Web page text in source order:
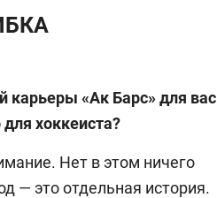
карьеры «Ак Барс» для вас
хоккеиста?
Нет в этом ничего
— это отдельная история.